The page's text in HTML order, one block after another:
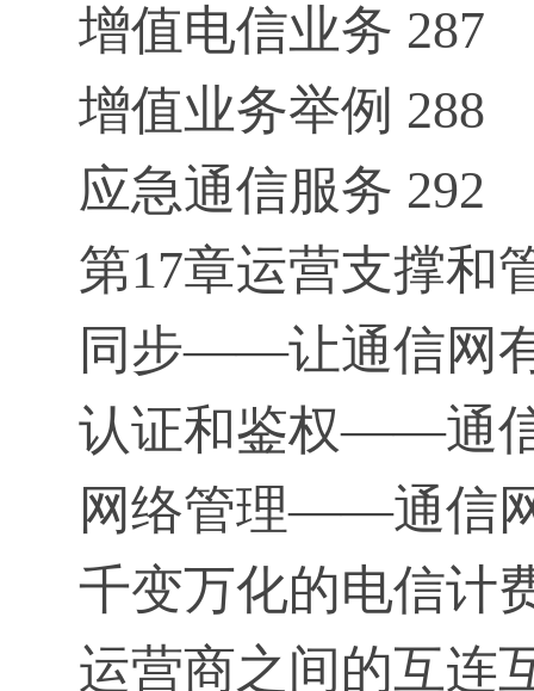
增值电信业务 287
增值业务举例 288
应急通信服务 292
第17章运营支撑和
同步——让通信网
认证和鉴权——通
网络管理——通信
千变万化的电信计
运营商之间的互连